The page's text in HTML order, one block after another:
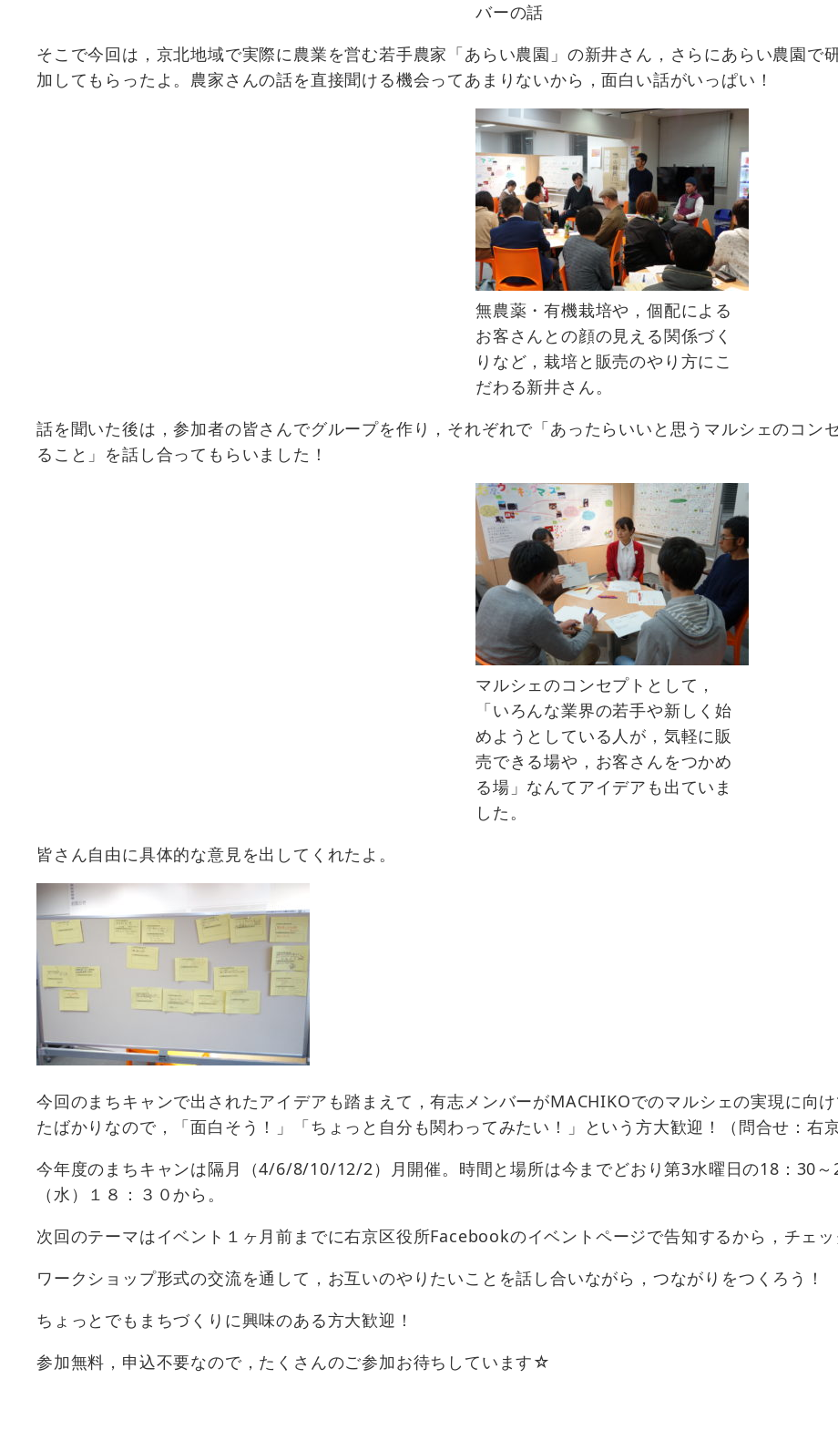
バーの話
そこで今回は，京北地域で実際に農業を営む若手農家「あらい農園」の新井さん，さらにあらい農園で
加してもらったよ。農家さんの話を直接聞ける機会ってあまりないから，面白い話がいっぱい！
無農薬・有機栽培や，個配による
お客さんとの顔の見える関係づく
りなど，栽培と販売のやり方にこ
だわる新井さん。
話を聞いた後は，参加者の皆さんでグループを作り，それぞれで「あったらいいと思うマルシェのコン
ること」を話し合ってもらいました！
マルシェのコンセプトとして，
「いろんな業界の若手や新しく始
めようとしている人が，気軽に販
売できる場や，お客さんをつかめ
る場」なんてアイデアも出ていま
した。
皆さん自由に具体的な意見を出してくれたよ。
今回のまちキャンで出されたアイデアも踏まえて，有志メンバーがMACHIKOでのマルシェの実現に向
たばかりなので，「面白そう！」「ちょっと自分も関わってみたい！」という方大歓迎！（問合せ：
今年度のまちキャンは隔月（4/6/8/10/12/2）月開催。時間と場所は今までどおり第3水曜日の18：30
（水）１８：３０から。
次回のテーマはイベント１ヶ月前までに右京区役所Facebookのイベントページで告知するから，チェッ
ワークショップ形式の交流を通して，お互いのやりたいことを話し合いながら，つながりをつくろう！
ちょっとでもまちづくりに興味のある方大歓迎！
参加無料，申込不要なので，たくさんのご参加お待ちしています☆